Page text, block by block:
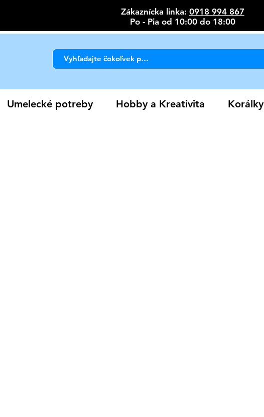
Zákaznícka linka: 0918 994 867
Po - Pia od 10:00 do 18:00
Umelecké potreby Hobby a Kreativita Korálky